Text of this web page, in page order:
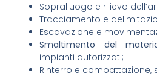
Sopralluogo e rilievo
Tracciamento e
Escavazione e
Smaltimento del
impianti autorizzati;
Rinterro e compattazione,